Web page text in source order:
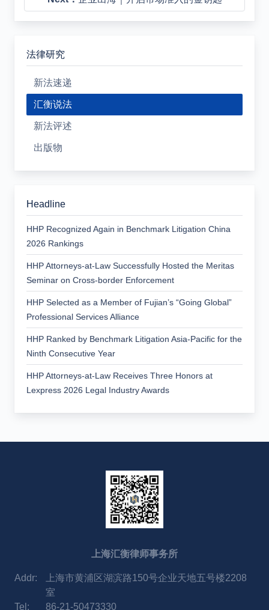
法律研究
新法速递
汇衡说法
新法评述
出版物
Headline
HHP Recognized Again in Benchmark Litigation China
2026 Rankings
HHP Attorneys-at-Law Successfully Hosted the Meritas
Seminar on Cross-border Enforcement
HHP Selected as a Member of Fujian’s “Going Global”
Professional Services Alliance
HHP Ranked by Benchmark Litigation Asia-Pacific for the
Ninth Consecutive Year
HHP Attorneys-at-Law Receives Three Honors at
Lexpress 2026 Legal Industry Awards
上海汇衡律师事务所
Addr:
上海市黄浦区湖滨路150号企业天地五号楼2208
室
Tel:
86-21-50473330